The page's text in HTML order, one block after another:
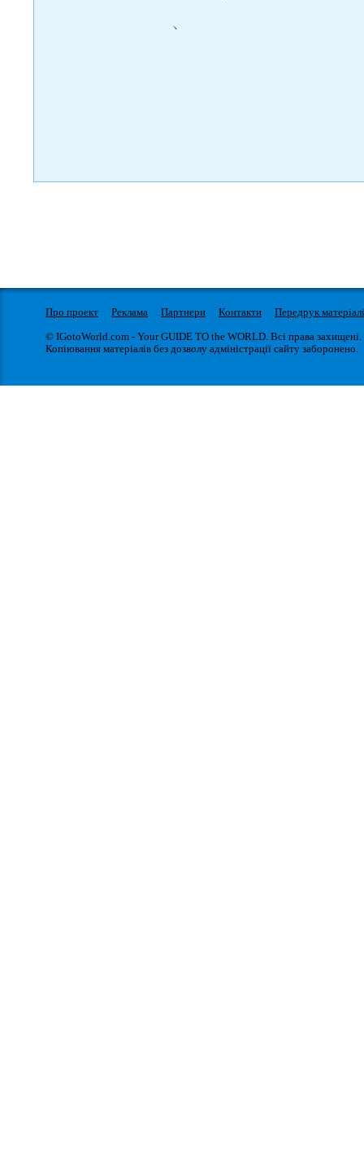
)
Про проект Реклама Партнери Контакти
Передрук
© IGotoWorld.com - Your GUIDE TO the WORLD. Всі права захищені.
Копіювання матеріалів без дозволу адміністрації сайту заборонено.